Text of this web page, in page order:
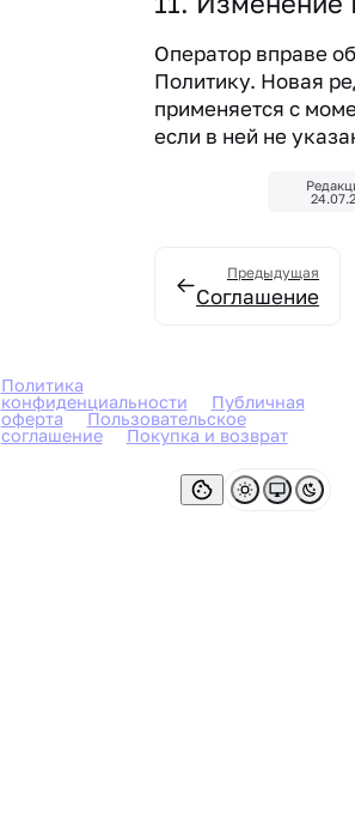
Оператор вправе
Политику. Новая
применяется с
если в ней не
Предыдущая
Соглашение
Политика
конфиденциальности
Публичная
оферта
Пользовательское
соглашение
Покупка и возврат